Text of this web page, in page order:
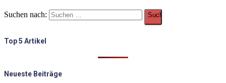
Suchen nach:
Top 5 Artikel
Neueste Beiträge